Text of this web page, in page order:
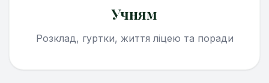
Учням
Розклад, гуртки, життя ліцею та поради